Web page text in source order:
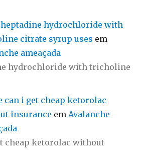
hydrochloride with
citrate syrup uses em
ameaçada
hydrochloride with tricholine
can i get cheap ketorolac
insurance em Avalanche
cheap ketorolac without